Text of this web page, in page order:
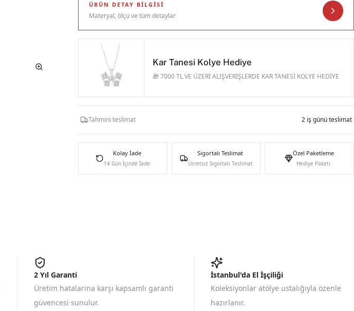
ÜRÜN DETAY BILGISI
Materyal, ölçü ve tüm detaylar
Kar Tanesi Kolye Hediye
🎁 7000 TL VE ÜZERİ ALIŞVERİŞLERDE KAR TANESİ KOLYE HEDİYE
Tahmini teslimat 2 iş günü teslimat
Kolay İade
14 Gün İçinde İade
Sigortalı Teslimat
Ücretsiz Sigortalı Teslimat
Özel Paketleme
Hediye Paketi
2 Yıl Garanti
Üretim hatalarına karşı kapsamlı garanti
güvencesi sunulur.
İstanbul'da El İşçiliği
Koleksiyonlar atölye ustalığıyla özenle
hazırlanır.